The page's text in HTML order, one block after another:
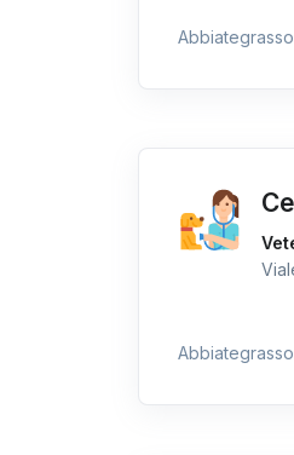
Abbiategrasso
Abbiategrasso